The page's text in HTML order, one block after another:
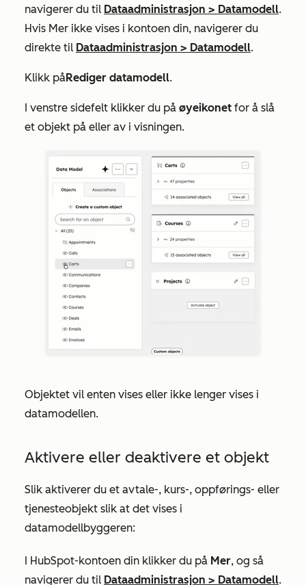
navigerer du til Dataadministrasjon > Datamodell.
Hvis Mer ikke vises i kontoen din, navigerer du
direkte til Dataadministrasjon > Datamodell.
Klikk påRediger datamodell.
I venstre sidefelt klikker du på øyeikonet for å slå
et objekt på eller av i visningen.
Objektet vil enten vises eller ikke lenger vises i
datamodellen.
Aktivere eller deaktivere et objekt
Slik aktiverer du et avtale-, kurs-, oppførings- eller
tjenesteobjekt slik at det vises i
datamodellbyggeren:
I HubSpot-kontoen din klikker du på Mer, og så
navigerer du til Dataadministrasjon > Datamodell.